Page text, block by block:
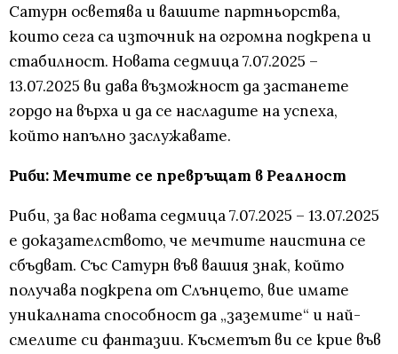
Сатурн осветява и вашите партньорства,
които сега са източник на огромна подкрепа и
стабилност. Новата седмица 7.07.2025 –
13.07.2025 ви дава възможност да застанете
гордо на върха и да се насладите на успеха,
който напълно заслужавате.
Риби: Мечтите се превръщат в Реалност
Риби, за вас новата седмица 7.07.2025 – 13.07.2025
е доказателството, че мечтите наистина се
сбъдват. Със Сатурн във вашия знак, който
получава подкрепа от Слънцето, вие имате
уникалната способност да „заземите“ и най-
смелите си фантазии. Късметът ви се крие във